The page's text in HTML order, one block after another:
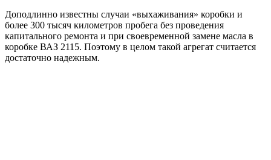
Доподлинно известны случаи «выхаживания» коробки и
более 300 тысяч километров пробега без проведения
капитального ремонта и при своевременной замене масла в
коробке ВАЗ 2115. Поэтому в целом такой агрегат считается
достаточно надежным.